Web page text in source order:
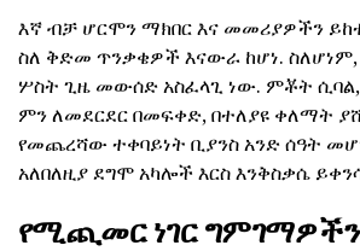
እኛ ብቻ ሆርሞን ማክበር እና መመሪያዎችን
ስለ ቅድመ ጥንቃቄዎች እናውራ ከሆነ. ስለሆነም,
ሦስት ጊዜ መውሰድ አስፈላጊ ነው. ምቾት
ምን ለመደርደር በመፍቀድ, በተለያዩ ቀለማት
የመጨረሻው ተቀባይነት ቢያንስ አንድ ሰዓት
አለበለዚያ ደግሞ አካሎች እርስ እንቅስቃሴ
የሚጪመር ነገር ግምገማዎችን